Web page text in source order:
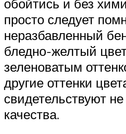
обойтись и без
просто следует
неразбавленный
бледно-желтый
зеленоватым
другие оттенки
свидетельствуют
качества.